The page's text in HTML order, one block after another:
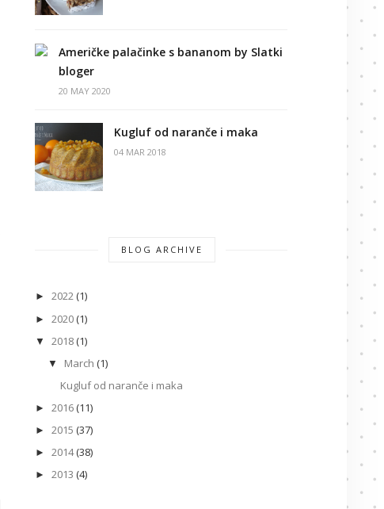
Američke palačinke s bananom by Slatki
bloger
20 MAY 2020
Kugluf od naranče i maka
04 MAR 2018
BLOG ARCHIVE
► 2022 (1)
► 2020 (1)
▼ 2018 (1)
▼ March (1)
Kugluf od naranče i maka
► 2016 (11)
► 2015 (37)
► 2014 (38)
► 2013 (4)